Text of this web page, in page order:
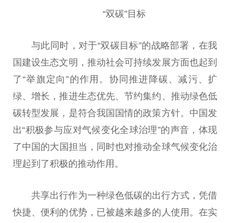
“双碳”目标
与此同时，对于“双碳目标”的战略部署，在我
国建设生态文明，推动社会可持续发展方面也起到
了“举旗定向”的作用。协同推进降碳、减污、扩
绿、增长，推进生态优先、节约集约、推动绿色低
碳转型发展，是符合我国国情的政策方针。 中国 发
出“积极参与应对气候变化全球治理”的声音，体现
了中国 的大国担当，同时也对推动全球气候变化治
理起到了积极的推动作用。
共享出行作为一种绿色低碳的出行方式，凭借
快捷、便利的优势，已被越来越多的人使用。在实